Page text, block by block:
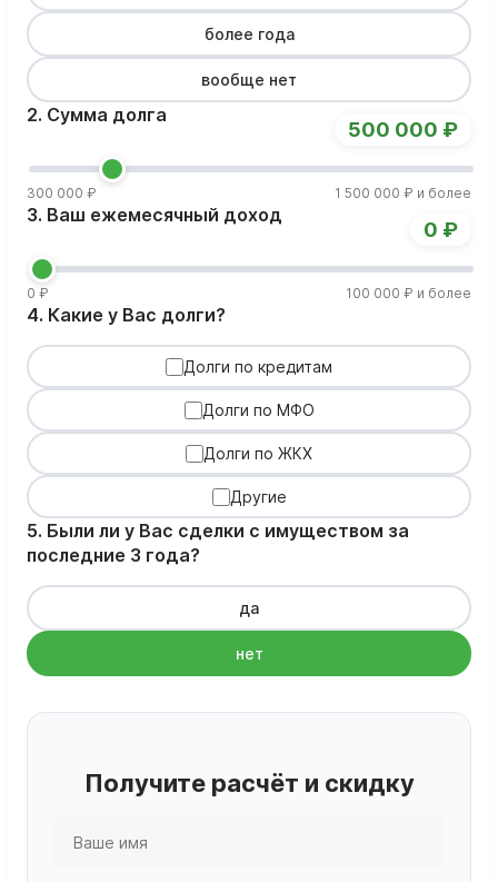
более года
вообще нет
2. Сумма долга
300 000 ₽ 1 500 000 ₽ и более
500 000 ₽
3. Ваш ежемесячный доход
0 ₽ 100 000 ₽ и более
0 ₽
4. Какие у Вас долги?
Долги по кредитам
Долги по МФО
Долги по ЖКХ
Другие
5. Были ли у Вас сделки с имуществом за
последние 3 года?
да
нет
Получите расчёт и скидку